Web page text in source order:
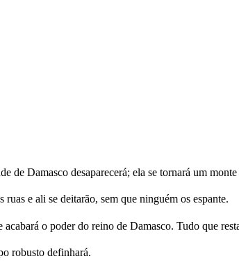
de Damasco desaparecerá; ela se tornará um
e ali se deitarão, sem que ninguém os espante.
o poder do reino de Damasco. Tudo que
robusto definhará.